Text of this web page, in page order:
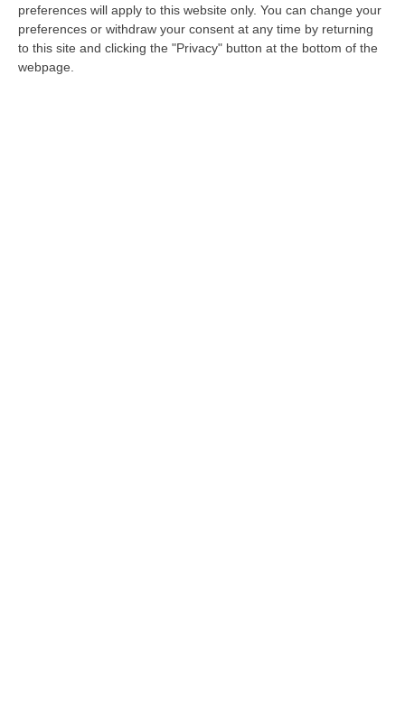
preferences will apply to this website only. You can change your
preferences or withdraw your consent at any time by returning
to this site and clicking the "Privacy" button at the bottom of the
webpage.
celebrato nella rinnovata “aula rossa”
Pubblicato il: 10/11/25 – 21:47